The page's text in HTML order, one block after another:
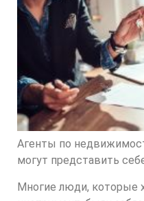
Агенты по
могут представить
Многие люди, которые